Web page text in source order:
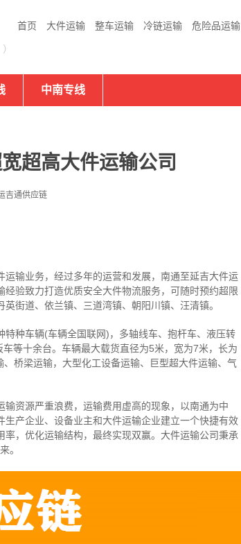
首页 大件运输 整车运输 冷链运输 危险品运输
中南专线
超高大件运输公司
吉通供应链
输业务，经过多年的运营和发展，南通至延吉大件运
验致力打造优质安全大件物流服务，可随时预约超限
街道、依兰镇、三道湾镇、朝阳川镇、汪清镇。
种车辆(车辆全国联网)，多轴线车、抱杆车、液压转
等十余台。车辆最大载货直径为5米，宽为7米，长为
桥梁运输，大型化工设备运输、巨型超大件运输、气
资源严重浪费，运输费用虚高的现象，以南通为中
产企业、设备业主和大件运输企业建立一个快捷有效
，优化运输结构，最终实现双赢。大件运输公司秉承
。